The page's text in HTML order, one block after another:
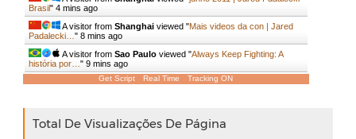
Brasil" 4 mins ago
A visitor from Shanghaiviewed "Mais videos da con | Jared
Padalecki… " 8 mins ago
A visitor from Sao Pauloviewed "Always Keep Fighting: A
história por… " 9 mins ago
Get Script Real Time Tracking ON
Total De Visualizações De Página